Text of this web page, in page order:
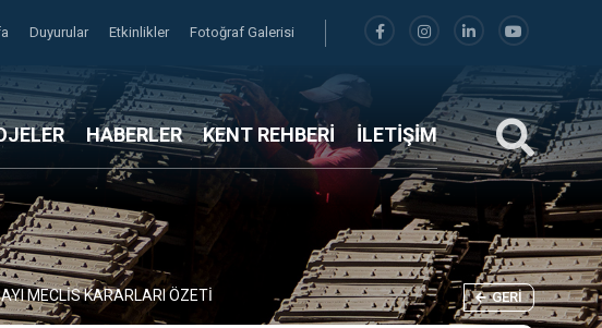
Duyurular Etkinlikler Fotoğraf Galerisi
HABERLER KENT REHBERİ İLETİŞİM
MECLİS KARARLARI ÖZETİ GERI